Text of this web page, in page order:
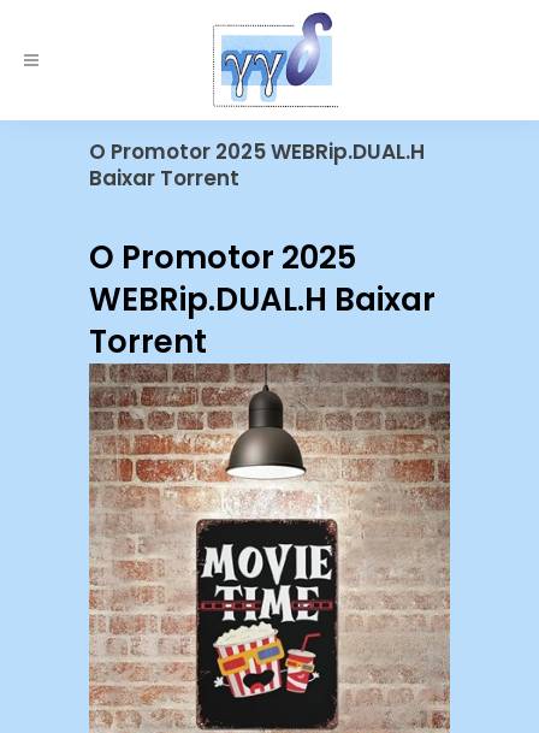
O Promotor 2025 WEBRip.DUAL.H
Baixar Torrent
O Promotor 2025
WEBRip.DUAL.H Baixar
Torrent